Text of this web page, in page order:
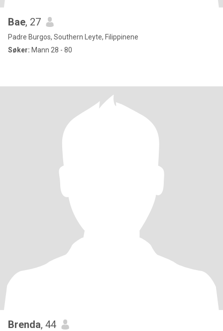
Bae, 27
Padre Burgos, Southern Leyte, Filippinene
Søker: Mann 28 - 80
Brenda, 44